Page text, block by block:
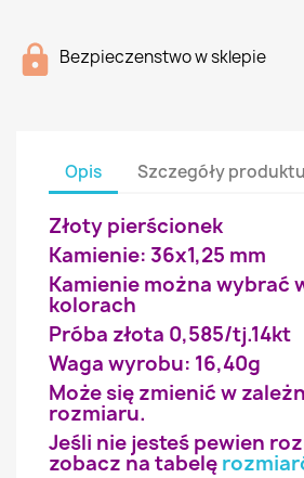
Bezpieczenstwo w sklepie
Opis Szczegóły produktu
Złoty pierścionek
Kamienie: 36x1,25 mm
Kamienie można wybrać
kolorach
Próba złota 0,585/tj.14kt
Waga wyrobu: 16,40g
Może się zmienić w
rozmiaru.
Jeśli nie jesteś pewien
zobacz na tabelę